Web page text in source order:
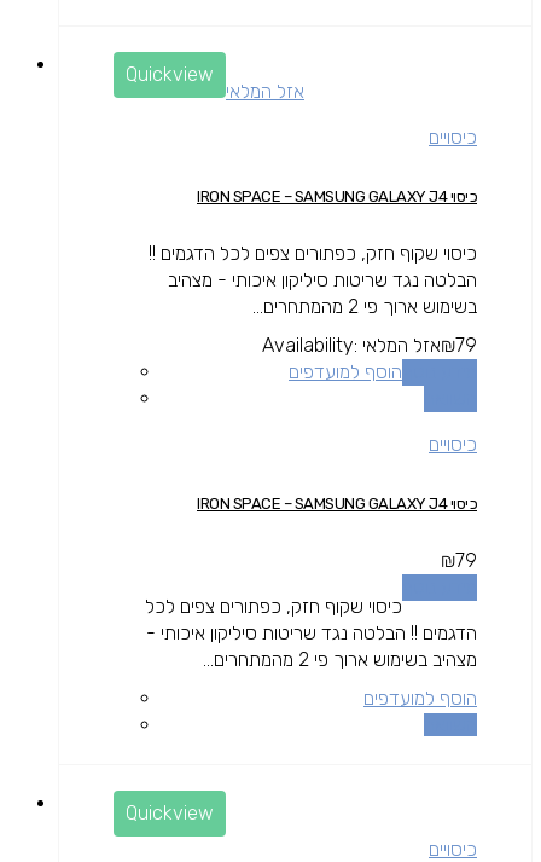
Quickview
אזל המלאי
כיסויים
כיסוי IRON SPACE – SAMSUNG GALAXY J4
כיסוי שקוף חזק, כפתורים צפים לכל הדגמים !!
הבלטה נגד שריטות סיליקון איכותי - מצהיב
בשימוש ארוך פי 2 מהמתחרים...
₪79
Availability: אזל המלאי
הוסף למועדפים
כיסויים
כיסוי IRON SPACE – SAMSUNG GALAXY J4
₪79
כיסוי שקוף חזק, כפתורים צפים לכל
הדגמים !! הבלטה נגד שריטות סיליקון איכותי -
מצהיב בשימוש ארוך פי 2 מהמתחרים...
הוסף למועדפים
Quickview
כיסויים